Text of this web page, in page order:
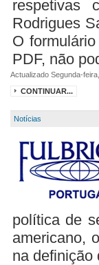
respetivas
Rodrigues
O
PDF, não
Actualizado Segunda-
CONTINUAR...
Notícias
política de
americano,
na definição